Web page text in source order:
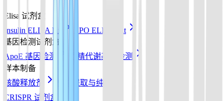
Elisa 试剂盒
Insulin ELISA Kit
EPO ELISA Kit
基因检测试剂盒
ApoE 基因检测
酒精代谢基因检测
样本制备
核酸释放剂
核酸提取与纯化
CRISPR 试剂盒